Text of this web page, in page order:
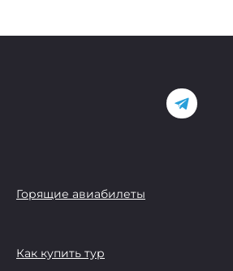
Горящие авиабилеты
Как купить тур